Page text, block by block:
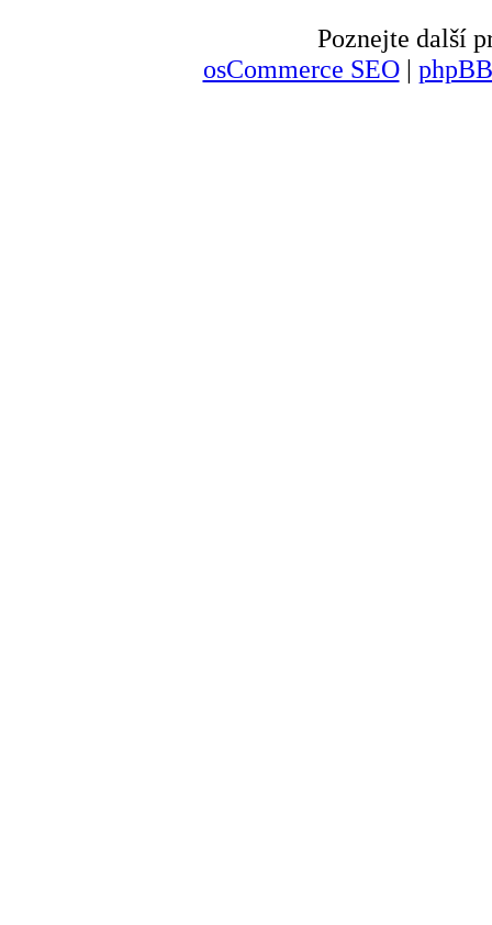
Poznejte další
osCommerce SEO|